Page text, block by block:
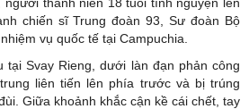
chiến sĩ Trung đoàn 93, Sư đoàn Bộ
vụ quốc tế tại Campuchia.
tại Svay Rieng, dưới làn đạn phản công
liên tiến lên phía trước và bị trúng
Giữa khoảnh khắc cận kề cái chết, tay